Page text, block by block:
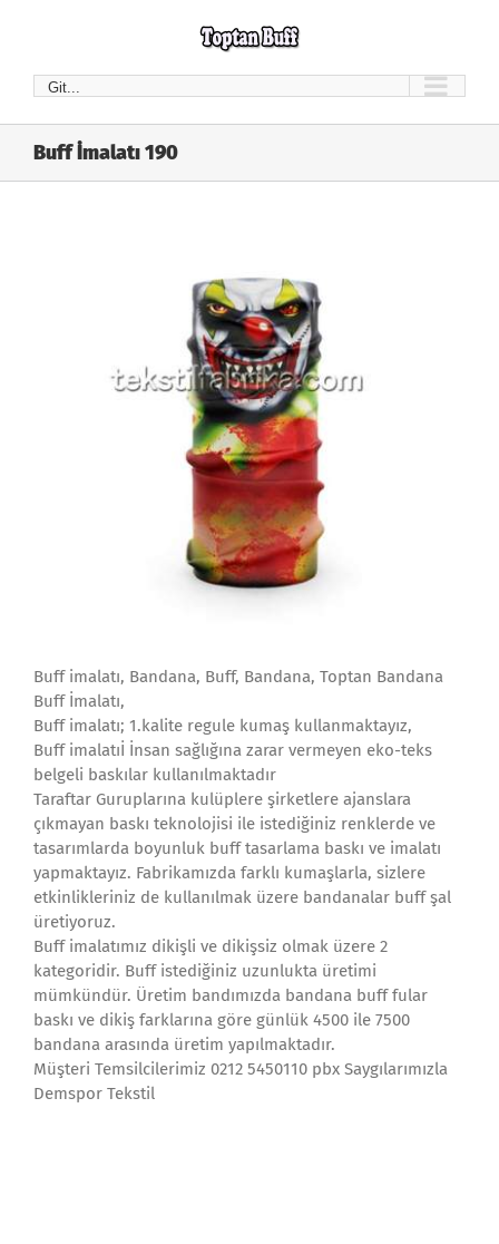
Git...
Buff İmalatı 190
Buff imalatı, Bandana, Buff, Bandana, Toptan Bandana
Buff İmalatı,
Buff imalatı; 1.kalite regule kumaş kullanmaktayız,
Buff imalatıİ İnsan sağlığına zarar vermeyen eko-teks
belgeli baskılar kullanılmaktadır
Taraftar Guruplarına kulüplere şirketlere ajanslara
çıkmayan baskı teknolojisi ile istediğiniz renklerde ve
tasarımlarda boyunluk buff tasarlama baskı ve imalatı
yapmaktayız. Fabrikamızda farklı kumaşlarla, sizlere
etkinlikleriniz de kullanılmak üzere bandanalar buff şal
üretiyoruz.
Buff imalatımız dikişli ve dikişsiz olmak üzere 2
kategoridir. Buff istediğiniz uzunlukta üretimi
mümkündür. Üretim bandımızda bandana buff fular
baskı ve dikiş farklarına göre günlük 4500 ile 7500
bandana arasında üretim yapılmaktadır.
Müşteri Temsilcilerimiz 0212 5450110 pbx Saygılarımızla
Demspor Tekstil